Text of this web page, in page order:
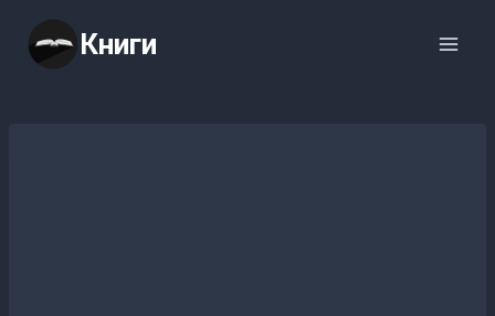
содержимому
Книги